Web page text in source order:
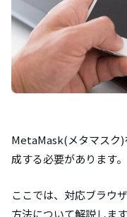
MetaMask(メタマスク
成する必要があります。
ここでは、対応ブラウ
方法について解説します